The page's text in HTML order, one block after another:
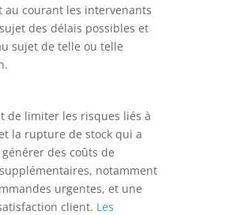
au courant les intervenants
des délais possibles et
sujet de telle ou telle
de limiter les risques liés à
la rupture de stock qui a
des coûts de
notamment
urgentes, et une
client. Les